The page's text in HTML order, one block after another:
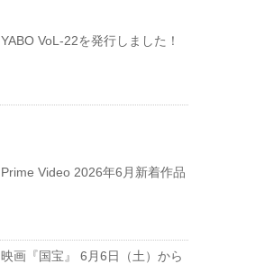
YABO VoL‐22を発行しました！
Prime Video 2026年6月新着作品
映画『国宝』 6月6日（土）から